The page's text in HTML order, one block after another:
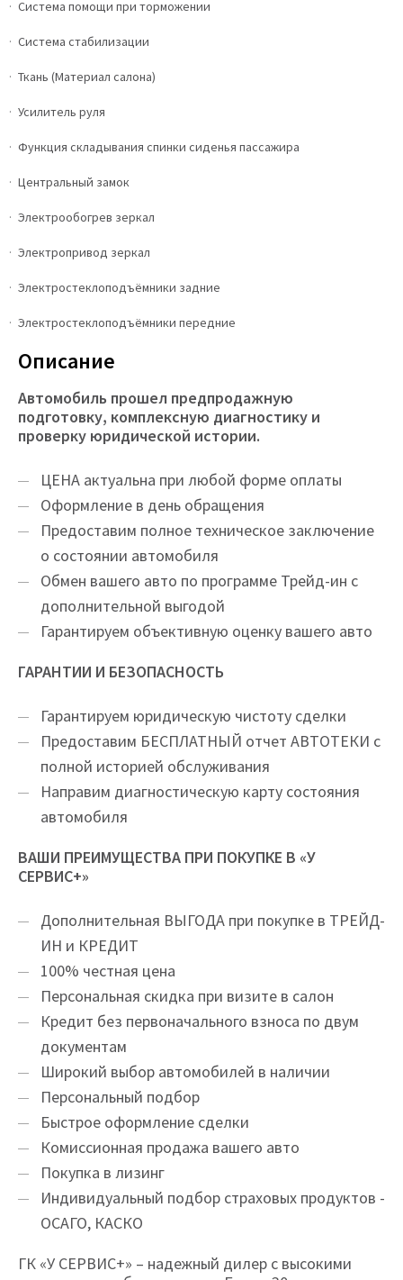
Система помощи при торможении
Система стабилизации
Ткань (Материал салона)
Усилитель руля
Функция складывания спинки сиденья пассажира
Центральный замок
Электрообогрев зеркал
Электропривод зеркал
Электростеклоподъёмники задние
Электростеклоподъёмники передние
Описание
Автомобиль прошел предпродажную
подготовку, комплексную диагностику и
проверку юридической истории.
ЦEНA актуальна при любой форме оплаты
Оформление в день обращения
Предоставим полное техническое заключение
о состоянии автомобиля
Обмен вашего авто по программе Трейд-ин с
дополнительной выгодой
Гарантируем объективную оценку вашего авто
ГАРАНТИИ И БЕЗОПАСНОСТЬ
Гарантируем юридическую чистоту сделки
Предоставим БЕСПЛАТНЫЙ отчет АВТОТЕКИ с
полной историей обслуживания
Направим диагностическую карту состояния
автомобиля
ВАШИ ПРЕИМУЩЕСТВА ПРИ ПОКУПКЕ В «У
СЕРВИС+»
Дополнительная ВЫГОДА при покупке в ТРЕЙД-
ИН и КРЕДИТ
100% честная цена
Персональная скидка при визите в салон
Кредит без первоначального взноса по двум
документам
Широкий выбор автомобилей в наличии
Персональный подбор
Быстрое оформление сделки
Комиссионная продажа вашего авто
Покупка в лизинг
Индивидуальный подбор страховых продуктов -
ОСАГО, КАСКО
ГК «У СЕРВИС+» – надежный дилер с высокими